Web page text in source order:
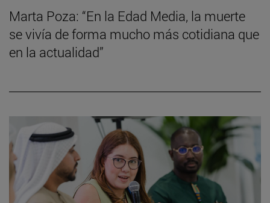
Marta Poza: “En la Edad Media, la muerte
se vivía de forma mucho más cotidiana que
en la actualidad”